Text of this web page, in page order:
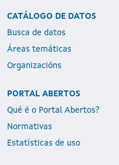
CATÁLOGO DE DATOS
Busca de datos
Áreas temáticas
Organizacións
PORTAL ABERTOS
Qué é o Portal Abertos?
Normativas
Estatísticas de uso